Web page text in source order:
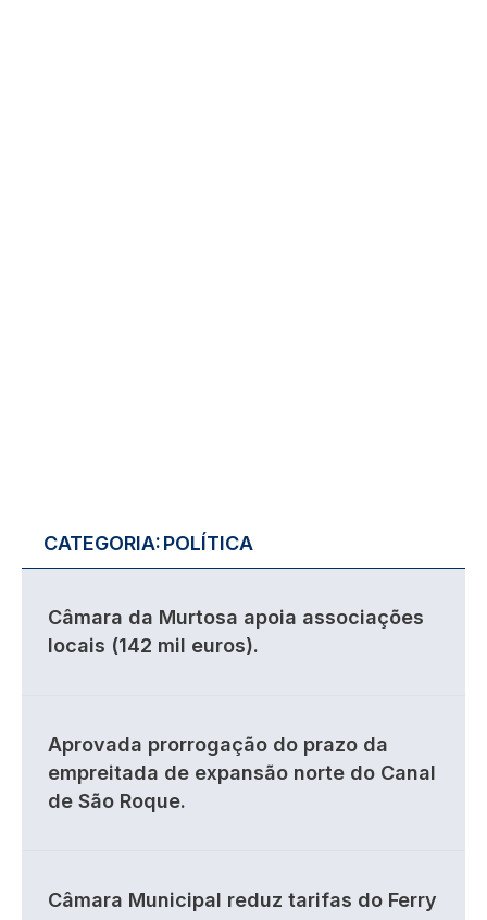
CATEGORIA:POLÍTICA
Câmara da Murtosa apoia associações
locais (142 mil euros).
Aprovada prorrogação do prazo da
empreitada de expansão norte do Canal
de São Roque.
Câmara Municipal reduz tarifas do Ferry